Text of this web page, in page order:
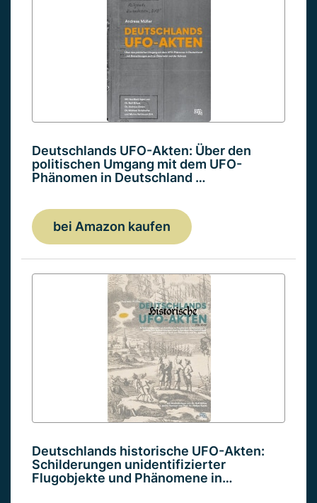
Deutschlands UFO-Akten: Über den
politischen Umgang mit dem UFO-
Phänomen in Deutschland …
bei Amazon kaufen
Deutschlands historische UFO-Akten:
Schilderungen unidentifizierter
Flugobjekte und Phänomene in…